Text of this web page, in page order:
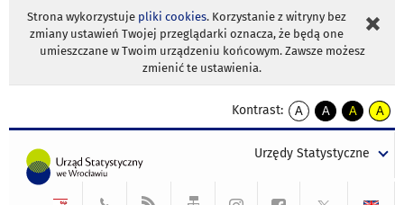
Strona wykorzystuje pliki cookies. Korzystanie z witryny bez
zmiany ustawień Twojej przeglądarki oznacza, że będą one
umieszczane w Twoim urządzeniu końcowym. Zawsze możesz
zmienić te ustawienia.
Kontrast:
A
kontrast
A
kontrast
tekst
czarnym
A
kontrast
tekst
czarnym
A
tekst
żółtym
Urzędy Statystyczne